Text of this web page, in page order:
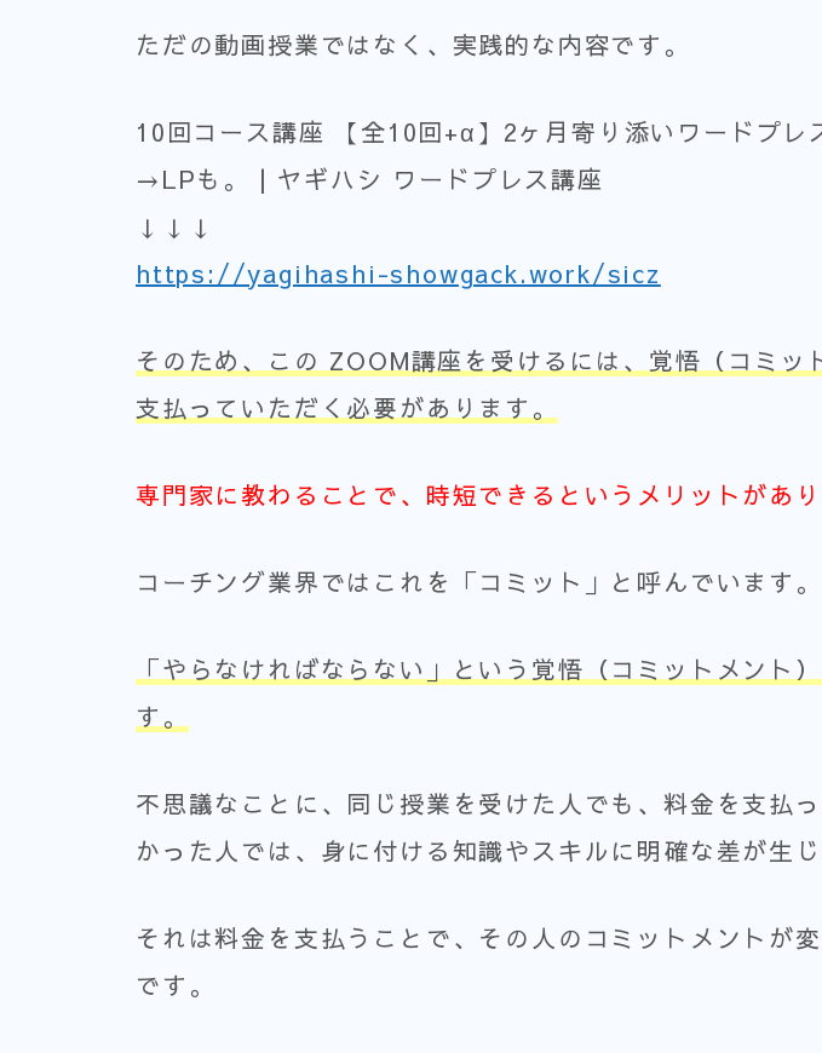
ただの動画授業ではなく、実践的な内容です。
10回コース講座 【全10回+α】2ヶ月寄り添いワードプレ
→LPも。 | ヤギハシ ワードプレス講座
↓↓↓
https://yagihashi-showgack.work/sicz
そのため、この ZOOM講座を受けるには、覚悟（コミッ
支払っていただく必要があります。
専門家に教わることで、時短できるというメリットがあり
コーチング業界ではこれを「コミット」と呼んでいます。
「やらなければならない」という覚悟（コミットメント
す。
不思議なことに、同じ授業を受けた人でも、料金を支払
かった人では、身に付ける知識やスキルに明確な差が生じ
それは料金を支払うことで、その人のコミットメントが
です。